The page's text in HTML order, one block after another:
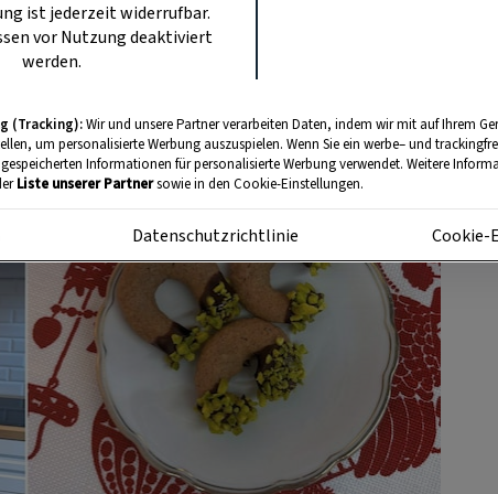
passieren zu lassen.
ist jederzeit widerrufbar.
vor Nutzung deaktiviert
werden.
(Tracking):Wir und unsere Partner verarbeiten Daten, indem wir mit auf Ihrem
um personalisierte Werbung auszuspielen. Wenn Sie ein werbe– und
Informationen für personalisierte Werbung verwendet. Weitere
Liste unserer Partnersowie in den Cookie-Einstellungen.
Datenschutzrichtlinie Cookie-